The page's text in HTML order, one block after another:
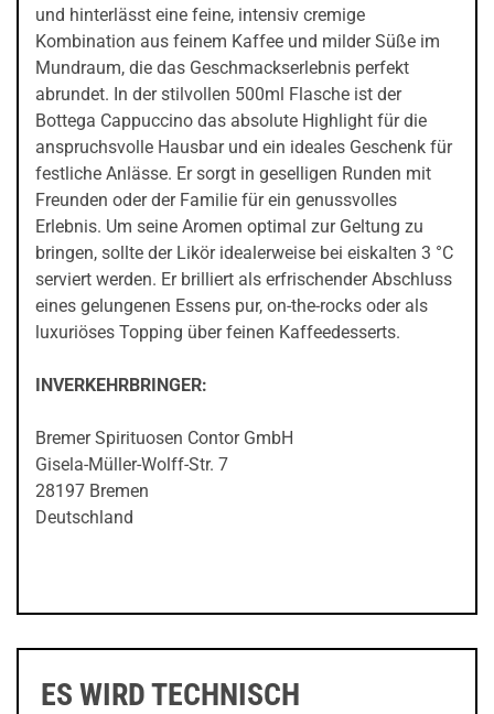
und hinterlässt eine feine, intensiv cremige
Kombination aus feinem Kaffee und milder Süße im
Mundraum, die das Geschmackserlebnis perfekt
abrundet. In der stilvollen 500ml Flasche ist der
Bottega Cappuccino das absolute Highlight für die
anspruchsvolle Hausbar und ein ideales Geschenk für
festliche Anlässe. Er sorgt in geselligen Runden mit
Freunden oder der Familie für ein genussvolles
Erlebnis. Um seine Aromen optimal zur Geltung zu
bringen, sollte der Likör idealerweise bei eiskalten 3 °C
serviert werden. Er brilliert als erfrischender Abschluss
eines gelungenen Essens pur, on-the-rocks oder als
luxuriöses Topping über feinen Kaffeedesserts.
INVERKEHRBRINGER:
Bremer Spirituosen Contor GmbH
Gisela-Müller-Wolff-Str. 7
28197 Bremen
Deutschland
ES WIRD TECHNISCH